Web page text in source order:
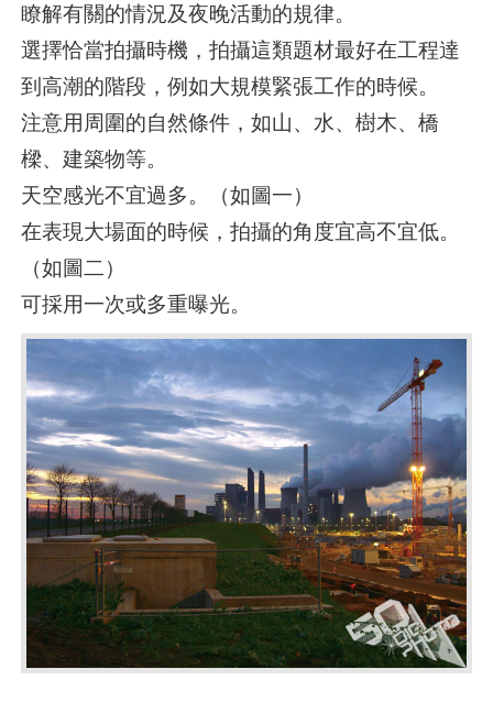
瞭解有關的情況及夜晚活動的規律。
選擇恰當拍攝時機，拍攝這類題材最好在工程達
到高潮的階段，例如大規模緊張工作的時候。
注意用周圍的自然條件，如山、水、樹木、橋
樑、建築物等。
天空感光不宜過多。（如圖一）
在表現大場面的時候，拍攝的角度宜高不宜低。
（如圖二）
可採用一次或多重曝光。